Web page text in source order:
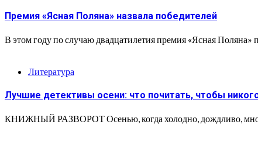
Премия «Ясная Поляна» назвала победителей
В этом году по случаю двадцатилетия премия «Ясная
Литература
Лучшие детективы осени: что почитать, чтобы
КНИЖНЫЙ РАЗВОРОТ Осенью, когда холодно, дождливо,